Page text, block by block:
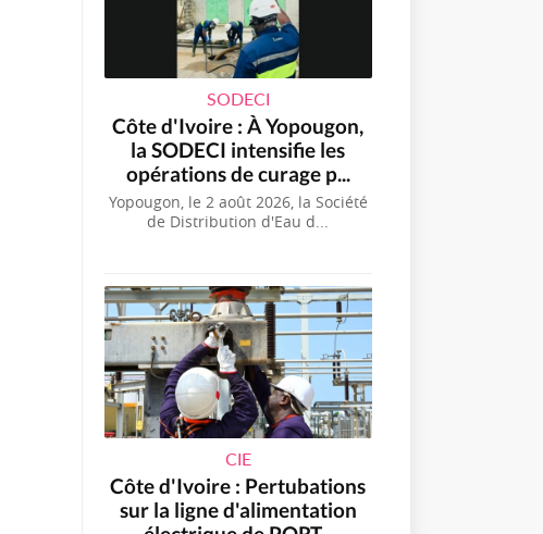
SODECI
Côte d'Ivoire : À Yopougon,
la SODECI intensifie les
opérations de curage p...
Yopougon, le 2 août 2026, la Société
de Distribution d'Eau d...
CIE
Côte d'Ivoire : Pertubations
sur la ligne d'alimentation